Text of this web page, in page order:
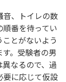
音、トイレの数
番を待ってい
とがないよう
。受験者の男
なるので、過
要に応じて仮設